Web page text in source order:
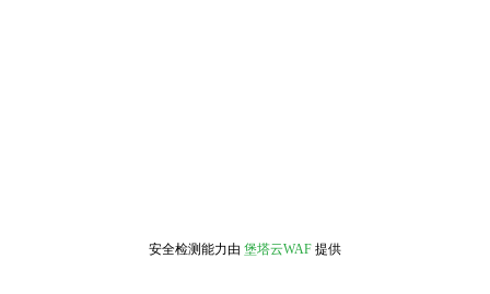
安全检测能力由 堡塔云WAF 提供